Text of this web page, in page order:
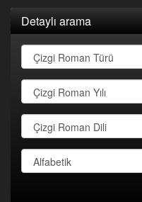
Detaylı arama